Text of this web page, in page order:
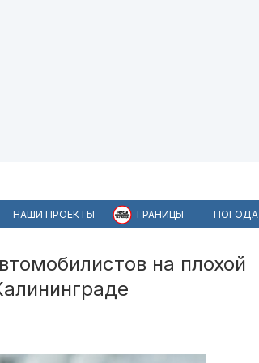
НАШИ ПРОЕКТЫ ГРАНИЦЫ ПОГОДА
на плохой